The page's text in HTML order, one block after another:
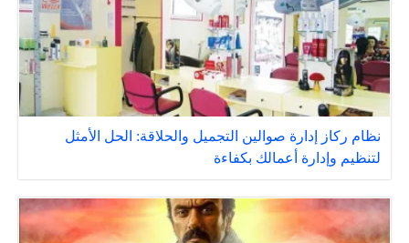
نظام ركاز إدارة صوالين التجميل والحلاقة: الحل الأمثل
لتنظيم وإدارة أعمالك بكفاءة